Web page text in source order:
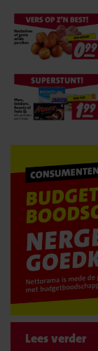
Lees verder